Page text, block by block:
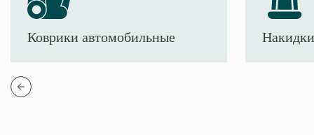
Коврики автомобильные